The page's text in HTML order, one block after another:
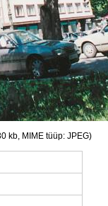
kb, MIME tüüp: JPEG)